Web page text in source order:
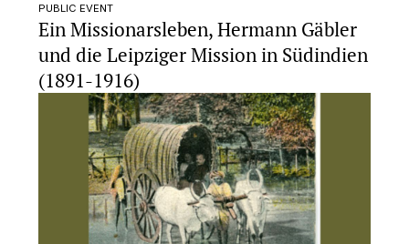
PUBLIC EVENT
Ein Missionarsleben, Hermann Gäbler
und die Leipziger Mission in Südindien
(1891-1916)